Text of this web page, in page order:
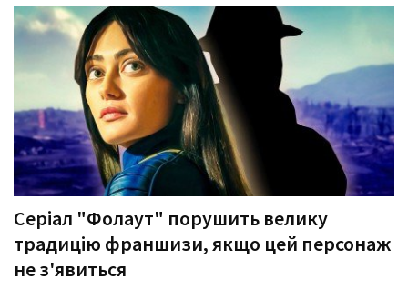
Серіал "Фолаут" порушить велику
традицію франшизи, якщо цей персонаж
не з'явиться